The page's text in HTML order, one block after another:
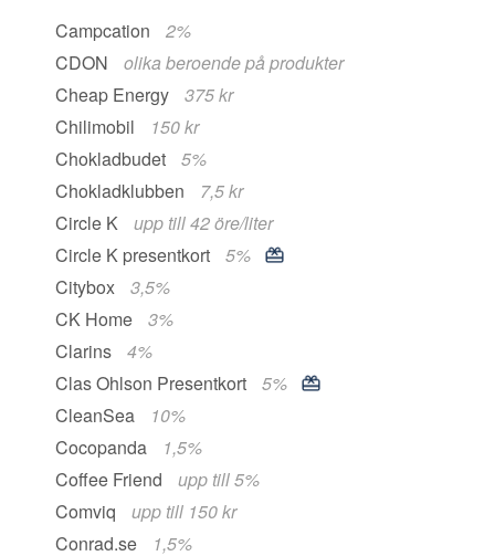
Campcation
2%
CDON
olika beroende på produkter
Cheap Energy
375 kr
Chilimobil
150 kr
Chokladbudet
5%
Chokladklubben
7,5 kr
Circle K
upp till 42 öre/liter
Circle K presentkort
5%
Citybox
3,5%
CK Home
3%
Clarins
4%
Clas Ohlson Presentkort
5%
CleanSea
10%
Cocopanda
1,5%
Coffee Friend
upp till 5%
Comviq
upp till 150 kr
Conrad.se
1,5%